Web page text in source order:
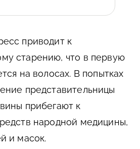
приводит к
старению, что в первую
на волосах. В попытках
представительницы
прибегают к
народной медицины,
и масок.